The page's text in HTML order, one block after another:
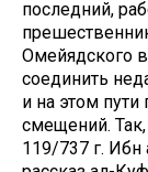
последний,
Омейядского
соединить
и на этом
смещений.
119/737 г. Ибн